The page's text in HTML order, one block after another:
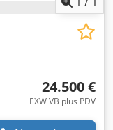
24.500 €
EXW VB plus PDV